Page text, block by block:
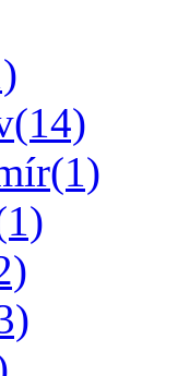
(14)
(1)